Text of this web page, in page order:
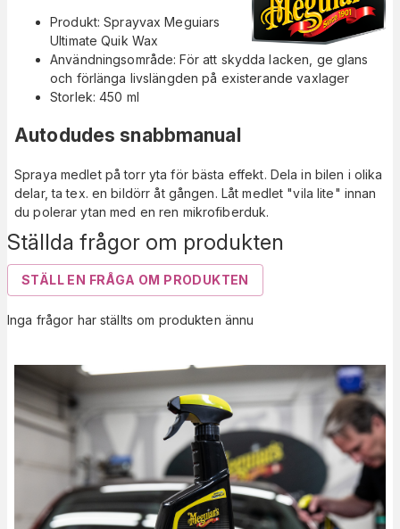
Ställda frågor om produkten
STÄLL EN FRÅGA OM PRODUKTEN
Inga frågor har ställts om produkten ännu
Produkt: Sprayvax Meguiars
Ultimate Quik Wax
Användningsområde: För att skydda lacken, ge glans
och förlänga livslängden på existerande vaxlager
Storlek: 450 ml
Autodudes snabbmanual
Spraya medlet på torr yta för bästa effekt. Dela in bilen i olika
delar, ta tex. en bildörr åt gången. Låt medlet "vila lite" innan
du polerar ytan med en ren mikrofiberduk.